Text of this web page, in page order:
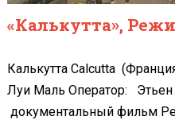
«Калькутта»,
Калькутта Calcutta
Луи Маль Оператор:
документальный фильм